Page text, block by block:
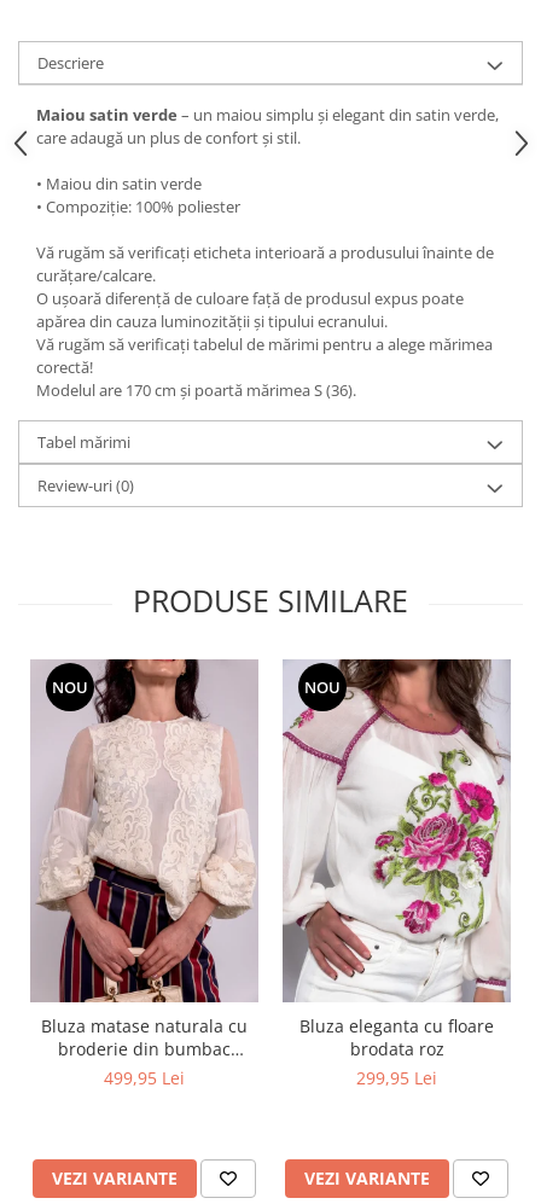
Descriere
Maiou satin verde – un maiou simplu și elegant din satin verde,
care adaugă un plus de confort și stil.
• Maiou din satin verde
• Compoziție: 100% poliester
Vă rugăm să verificați eticheta interioară a produsului înainte de
curățare/calcare.
O ușoară diferență de culoare față de produsul expus poate
apărea din cauza luminozității și tipului ecranului.
Vă rugăm să verificați tabelul de mărimi pentru a alege mărimea
corectă!
Modelul are 170 cm și poartă mărimea S (36).
Tabel mărimi
Review-uri(0)
PRODUSE SIMILARE
NOU
Bluza matase naturala cu
broderie din bumbac
captusita cu vascoza 100%
499,95 Lei
VEZI VARIANTE
NOU
Bluza eleganta cu floare
brodata roz
299,95 Lei
VEZI VARIANTE